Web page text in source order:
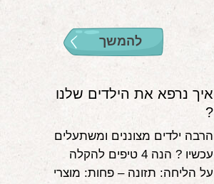
להמשך
איך נרפא את הילדים שלנו
?
הרבה ילדים מצוננים ומשתעלים
עכשיו ? הנה 4 טיפים להקלה
על הליחה: תזונה – פחות: מוצרי